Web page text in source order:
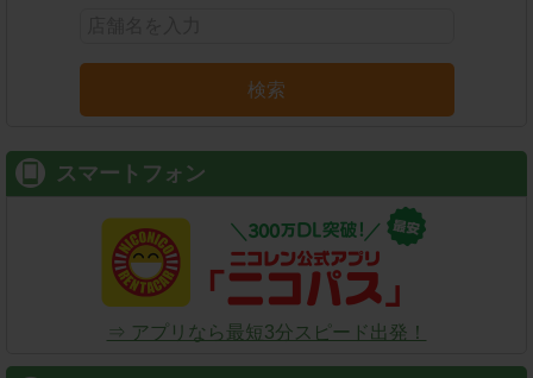
検索
スマートフォン
⇒ アプリなら最短3分スピード出発！